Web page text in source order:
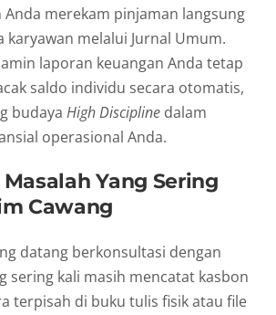
merekam pinjaman langsung
karyawan melalui Jurnal Umum.
laporan keuangan Anda tetap
saldo individu secara otomatis,
budaya High Discipline dalam
operasional Anda.
Yang Sering
Cawang
datang berkonsultasi dengan
sering kali masih mencatat kasbon
terpisah di buku tulis fisik atau file